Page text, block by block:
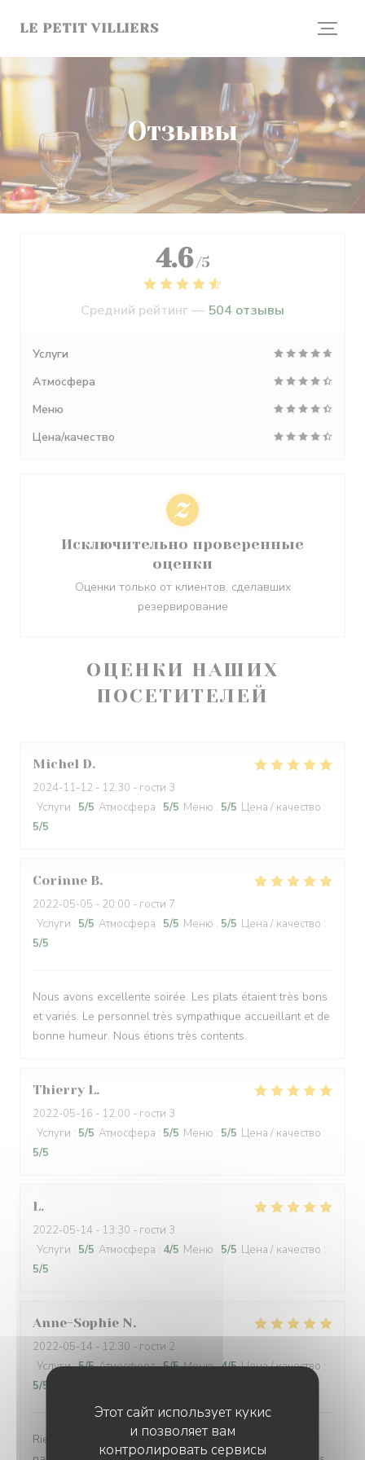
Этот сайт использует кукис
и позволяет вам
контролировать сервисы
LE PETIT VILLIERS
Отзывы
ОЦЕНКИ НАШИХ
ПОСЕТИТЕЛЕЙ
Michel D
2024-11-12 - 12:30 - гости 3
Услуги : 5/5 Атмосфера : 5/5 Меню : 5/5 Цена / качество :
5/5
Corinne B
2022-05-05 - 20:00 - гости 7
Услуги : 5/5 Атмосфера : 5/5 Меню : 5/5 Цена / качество :
5/5
Nous avons excellente soirée. Les plats étaient très bons
et variés. Le personnel très sympathique accueillant et de
bonne humeur. Nous étions très contents.
Thierry L
2022-05-16 - 12:00 - гости 3
Услуги : 5/5 Атмосфера : 5/5 Меню : 5/5 Цена / качество :
5/5
L
2022-05-14 - 13:30 - гости 3
Услуги : 5/5 Атмосфера : 4/5 Меню : 5/5 Цена / качество :
5/5
Anne-Sophie N
2022-05-14 - 12:30 - гости 2
Услуги:5/5 Атмосфера:5/5 Меню:4/5 Цена / качество :
5/5
Rien à redire. Cadre petit bistro sympathique avec ses
4.6 /5
Средний рейтинг — 504 отзывы
Услуги
Атмосфера
Меню
Цена/качество
Исключительно проверенные
оценки
Оценки только от клиентов, сделавших
резервирование